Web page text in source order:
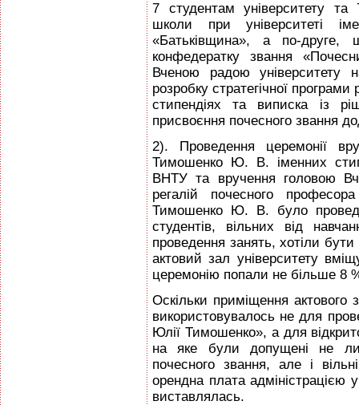
7 студентам університету та
школи при університеті
«Батьківщина», а по-
конфедератку звання
Вченою радою університету
розробку стратегічної
стипендіях та виписка із
присвоєння почесного звання
2). Проведення церемонії
Тимошенко Ю. В. іменних
ВНТУ та вручення головою
регалій почесного
Тимошенко Ю. В. було
студентів, вільних від
проведення занять, хотіли бути
актовий зал університету
церемонію попали не більше 8
Оскільки приміщення актового
використовувалось не для
Юлії Тимошенко», а для
на яке були допущені не
почесного звання, але і
орендна плата адміністрацією
виставлялась.